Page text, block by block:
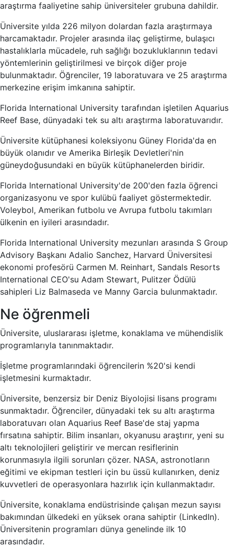
araştırma faaliyetine sahip üniversiteler grubuna dahildir.
Üniversite yılda 226 milyon dolardan fazla araştırmaya
harcamaktadır. Projeler arasında ilaç geliştirme, bulaşıcı
hastalıklarla mücadele, ruh sağlığı bozukluklarının tedavi
yöntemlerinin geliştirilmesi ve birçok diğer proje
bulunmaktadır. Öğrenciler, 19 laboratuvara ve 25 araştırma
merkezine erişim imkanına sahiptir.
Florida International University tarafından işletilen Aquarius
Reef Base, dünyadaki tek su altı araştırma laboratuvarıdır.
Üniversite kütüphanesi koleksiyonu Güney Florida'da en
büyük olanıdır ve Amerika Birleşik Devletleri'nin
güneydoğusundaki en büyük kütüphanelerden biridir.
Florida International University'de 200'den fazla öğrenci
organizasyonu ve spor kulübü faaliyet göstermektedir.
Voleybol, Amerikan futbolu ve Avrupa futbolu takımları
ülkenin en iyileri arasındadır.
Florida International University mezunları arasında S Group
Advisory Başkanı Adalio Sanchez, Harvard Üniversitesi
ekonomi profesörü Carmen M. Reinhart, Sandals Resorts
International CEO'su Adam Stewart, Pulitzer Ödülü
sahipleri Liz Balmaseda ve Manny Garcia bulunmaktadır.
Ne öğrenmeli
Üniversite, uluslararası işletme, konaklama ve mühendislik
programlarıyla tanınmaktadır.
İşletme programlarındaki öğrencilerin %20'si kendi
işletmesini kurmaktadır.
Üniversite, benzersiz bir Deniz Biyolojisi lisans programı
sunmaktadır. Öğrenciler, dünyadaki tek su altı araştırma
laboratuvarı olan Aquarius Reef Base'de staj yapma
fırsatına sahiptir. Bilim insanları, okyanusu araştırır, yeni su
altı teknolojileri geliştirir ve mercan resiflerinin
korunmasıyla ilgili sorunları çözer. NASA, astronotların
eğitimi ve ekipman testleri için bu üssü kullanırken, deniz
kuvvetleri de operasyonlara hazırlık için kullanmaktadır.
Üniversite, konaklama endüstrisinde çalışan mezun sayısı
bakımından ülkedeki en yüksek orana sahiptir (LinkedIn).
Üniversitenin programları dünya genelinde ilk 10
arasındadır.